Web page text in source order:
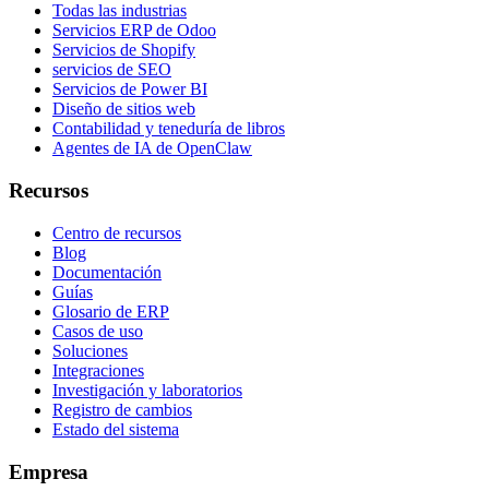
Todas las industrias
Servicios ERP de Odoo
Servicios de Shopify
servicios de SEO
Servicios de Power BI
Diseño de sitios web
Contabilidad y teneduría de libros
Agentes de IA de OpenClaw
Recursos
Centro de recursos
Blog
Documentación
Guías
Glosario de ERP
Casos de uso
Soluciones
Integraciones
Investigación y laboratorios
Registro de cambios
Estado del sistema
Empresa